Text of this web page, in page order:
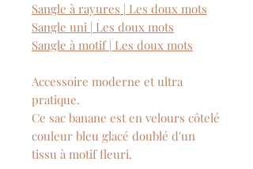
Sangle à rayures | Les doux mots
Sangle uni | Les doux mots
Sangle à motif | Les doux mots
Accessoire moderne et ultra
pratique.
Ce sac banane est en velours côtelé
couleur bleu glacé doublé d'un
tissu à motif fleuri.